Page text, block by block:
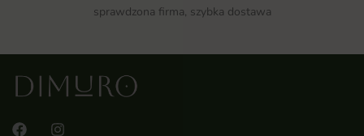
sprawdzona firma, szybka dostawa